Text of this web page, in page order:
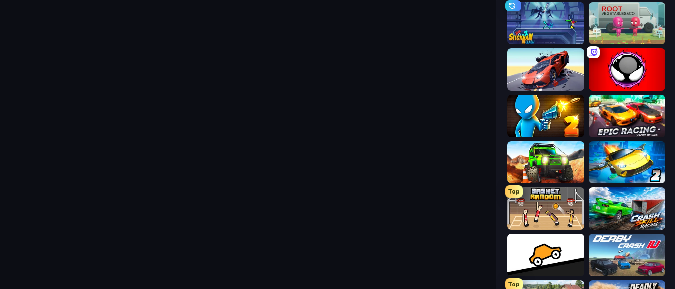
Stickman Clash Root Vegetables & Co
Hyper Cars Ramp Crash Splatmans
Drunken Duel 2 Epic Racing - Descent on Cars
Offroad Life 3D Ultimate Flying Car 2
Top
Basket Random Crash Skill Racing
Bouncy Motors Derby Crash 4
Top